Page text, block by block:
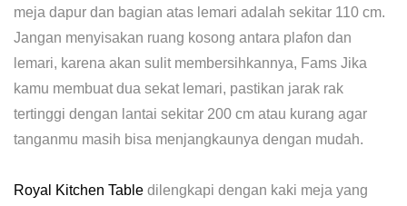
meja dapur dan bagian atas lemari adalah sekitar 110 cm.
Jangan menyisakan ruang kosong antara plafon dan
lemari, karena akan sulit membersihkannya, Fams Jika
kamu membuat dua sekat lemari, pastikan jarak rak
tertinggi dengan lantai sekitar 200 cm atau kurang agar
tanganmu masih bisa menjangkaunya dengan mudah.
Royal Kitchen Table dilengkapi dengan kaki meja yang